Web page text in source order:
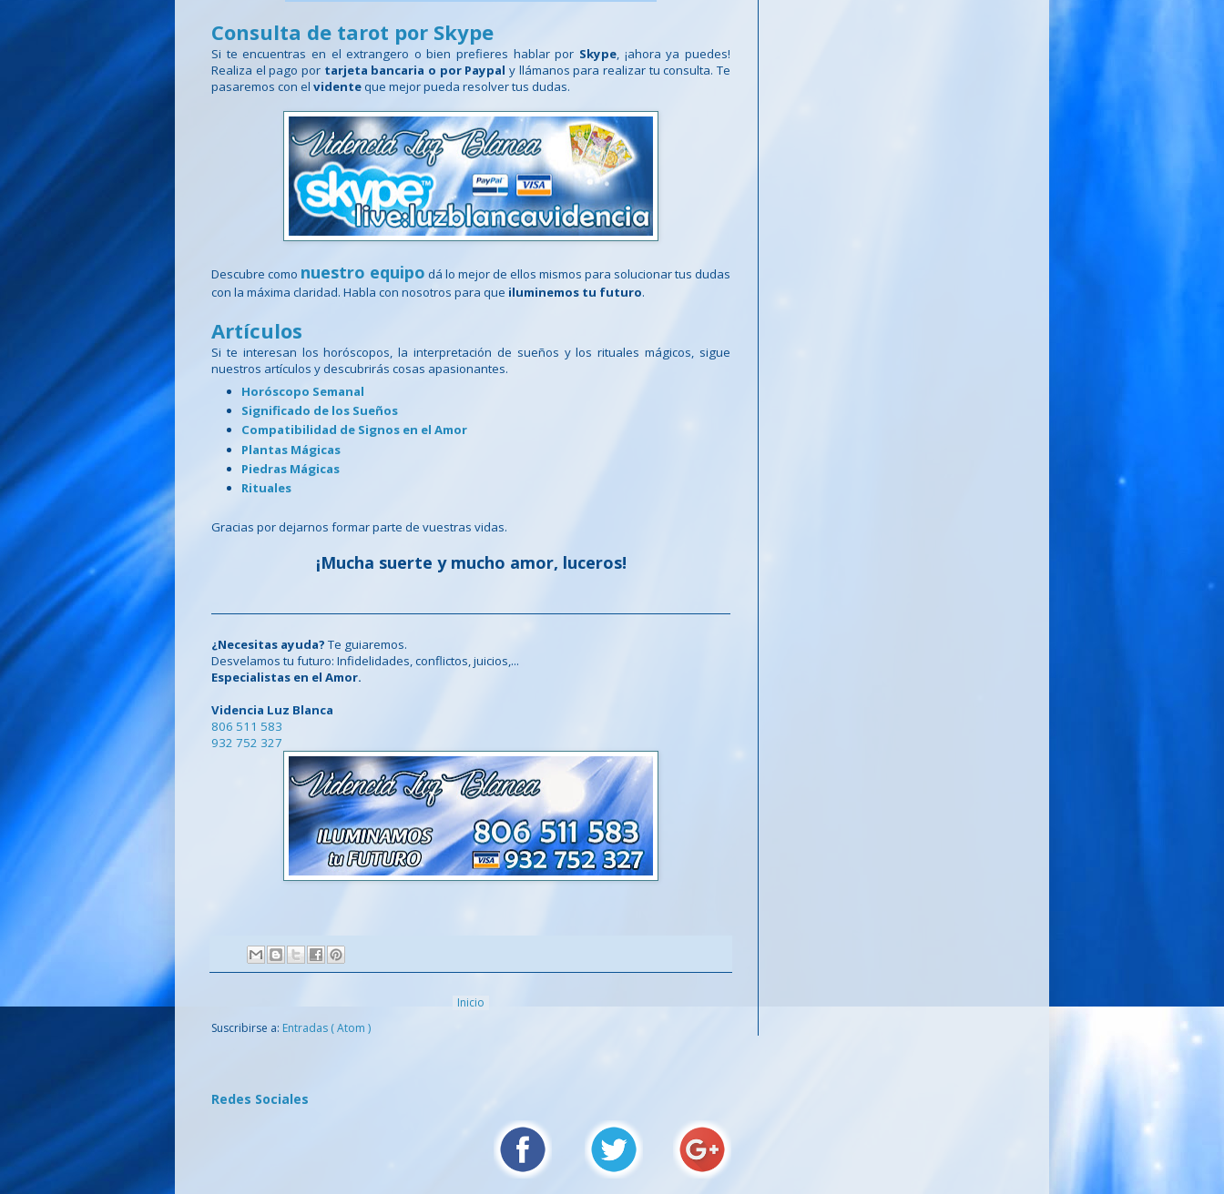
Consulta de tarot por Skype
Si te encuentras en el extrangero o bien prefieres hablar por Skype, ¡ahora ya puedes!
Realiza el pago por tarjeta bancaria o por Paypal y llámanos para realizar tu consulta. Te
pasaremos con el vidente que mejor pueda resolver tus dudas.
Descubre como nuestro equipo dá lo mejor de ellos mismos para solucionar tus dudas
con la máxima claridad. Habla con nosotros para que iluminemos tu futuro.
Artículos
Si te interesan los horóscopos, la interpretación de sueños y los rituales mágicos, sigue
nuestros artículos y descubrirás cosas apasionantes.
Horóscopo Semanal
Significado de los Sueños
Compatibilidad de Signos en el Amor
Plantas Mágicas
Piedras Mágicas
Rituales
Gracias por dejarnos formar parte de vuestras vidas.
¡Mucha suerte y mucho amor, luceros!
¿Necesitas ayuda? Te guiaremos.
Desvelamos tu futuro: Infidelidades, conflictos, juicios,...
Especialistas en el Amor.
Videncia Luz Blanca
806 511 583
932 752 327
Inicio
Suscribirse a: Entradas ( Atom )
Redes Sociales